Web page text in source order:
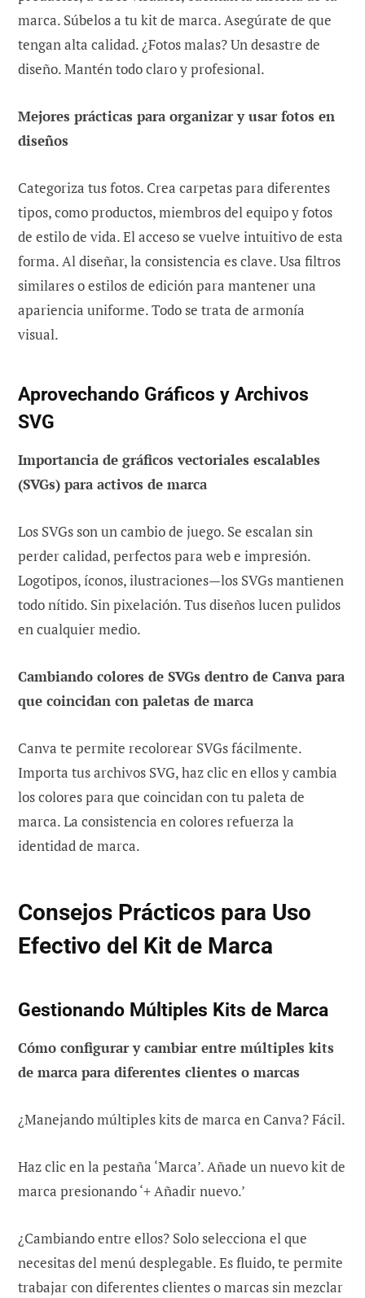
marca. Súbelos a tu kit de marca. Asegúrate de que
tengan alta calidad. ¿Fotos malas? Un desastre de
diseño. Mantén todo claro y profesional.
Mejores prácticas para organizar y usar fotos en
diseños
Categoriza tus fotos. Crea carpetas para diferentes
tipos, como productos, miembros del equipo y fotos
de estilo de vida. El acceso se vuelve intuitivo de esta
forma. Al diseñar, la consistencia es clave. Usa filtros
similares o estilos de edición para mantener una
apariencia uniforme. Todo se trata de armonía
visual.
Aprovechando Gráficos y Archivos
SVG
Importancia de gráficos vectoriales escalables
(SVGs) para activos de marca
Los SVGs son un cambio de juego. Se escalan sin
perder calidad, perfectos para web e impresión.
Logotipos, íconos, ilustraciones—los SVGs mantienen
todo nítido. Sin pixelación. Tus diseños lucen pulidos
en cualquier medio.
Cambiando colores de SVGs dentro de Canva para
que coincidan con paletas de marca
Canva te permite recolorear SVGs fácilmente.
Importa tus archivos SVG, haz clic en ellos y cambia
los colores para que coincidan con tu paleta de
marca. La consistencia en colores refuerza la
identidad de marca.
Consejos Prácticos para Uso
Efectivo del Kit de Marca
Gestionando Múltiples Kits de Marca
Cómo configurar y cambiar entre múltiples kits
de marca para diferentes clientes o marcas
¿Manejando múltiples kits de marca en Canva? Fácil.
Haz clic en la pestaña ‘Marca’. Añade un nuevo kit de
marca presionando ‘+ Añadir nuevo.’
¿Cambiando entre ellos? Solo selecciona el que
necesitas del menú desplegable. Es fluido, te permite
trabajar con diferentes clientes o marcas sin mezclar